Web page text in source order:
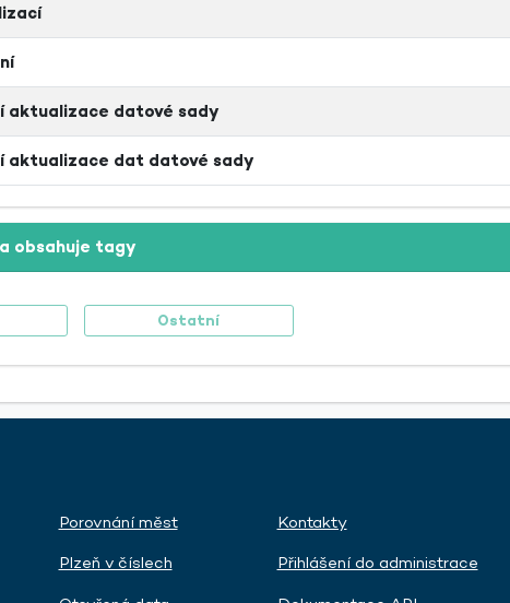
aktualizace datové sady
aktualizace dat datové sady
obsahuje tagy
Ostatní
Porovnání měst
Plzeň v číslech
Kontakty
Přihlášení do administrace